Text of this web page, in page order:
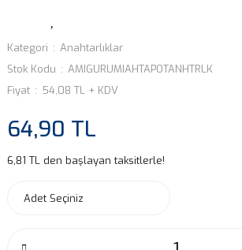
Kategori
Anahtarlıklar
Stok Kodu
AMIGURUMIAHTAPOTANHTRLK
Fiyat
54,08 TL + KDV
64,90 TL
6,81 TL den başlayan taksitlerle!